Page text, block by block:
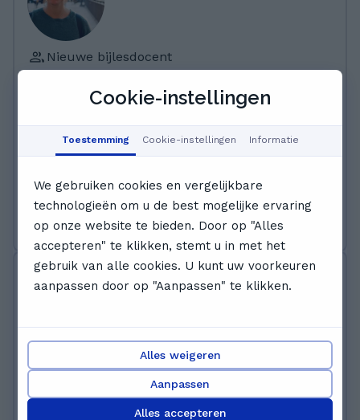
Nieuwe bijlesdocent
Hallo! Ik ben Tessa. Ik ben 30 jaar oud, en
eiland Texel. Ik ga graag de natuur in en ben
in Utrecht, maar ben niet het type om een
hele dag op kantoor te zitten. Ik geef yogales,
en nu dus ook bijles!
Gratis proefles boeken
5.0
(1)
1014 lessen · Hielp 72+ studenten
Geeft +5 jaar les bij GoStudent
Cookie-instellingen
Toestemming Cookie-instellingen Informatie
We gebruiken cookies en vergelijkbare
technologieën om u de best mogelijke ervaring
op onze website te bieden. Door op "Alles
accepteren" te klikken, stemt u in met het
gebruik van alle cookies. U kunt uw voorkeuren
aanpassen door op "Aanpassen" te klikken.
Alles weigeren
Aanpassen
Alles accepteren